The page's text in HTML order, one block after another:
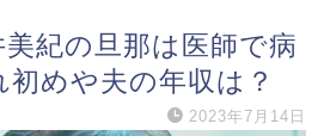
美紀の旦那は医師で病
めや夫の年収は？
2023年7月14日